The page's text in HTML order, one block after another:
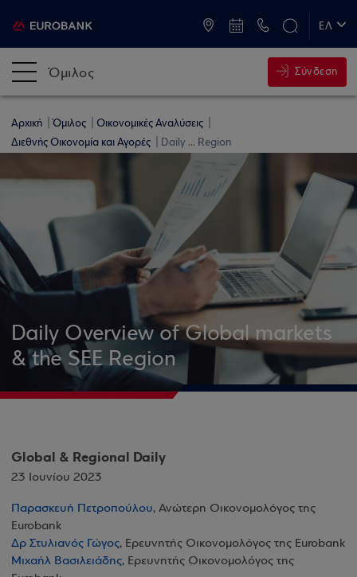
ΕΛ
Όμιλος Σύνδεση
Αρχική Όμιλος
Οικονομικές Αναλύσεις
Διεθνής Οικονομία και Αγορές
Daily ... Region
Daily Overview of Global markets
& the SEE Region
Global & Regional Daily
23 Ιουνίου 2023
Παρασκευή Πετροπούλου, Ανώτερη Οικονομολόγος της
Eurobank
Δρ Στυλιανός Γώγος, Ερευνητής Οικονομολόγος της Eurobank
Μιχαήλ Βασιλειάδης, Ερευνητής Οικονομολόγος της